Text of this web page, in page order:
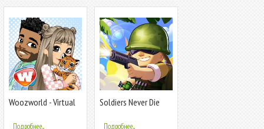
Woozworld - Virtual
Подробнее...
Soldiers Never Die
Подробнее...